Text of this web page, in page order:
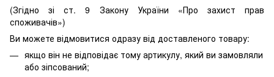
(Згідно зі ст. 9 Закону України «Про захист прав
споживачів»)
Ви можете відмовитися одразу від доставленого товару:
якщо він не відповідає тому артикулу, який ви замовляли
або зіпсований;